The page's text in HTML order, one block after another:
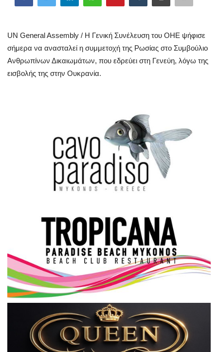
Mykonos
Mykonos Ticker TV
Science & Tech
Σεβασμιώτατος Δωρόθεος Β’
Cost Of Living Crisis
Opinion + Analysis
L’Art des Sens
All News
UN General Assembly / Η Γενική Συνέλευση του ΟΗΕ ψήφισε
σήμερα να ανασταλεί η συμμετοχή της Ρωσίας στο Συμβούλιο
Ανθρωπίνων Δικαιωμάτων, που εδρεύει στη Γενεύη, λόγω της
εισβολής της στην Ουκρανία.